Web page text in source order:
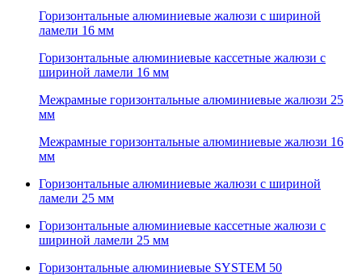
Горизонтальные алюминиевые жалюзи с шириной
ламели 16 мм
Горизонтальные алюминиевые кассетные жалюзи с
шириной ламели 16 мм
Межрамные горизонтальные алюминиевые жалюзи 25
мм
Межрамные горизонтальные алюминиевые жалюзи 16
мм
Горизонтальные алюминиевые жалюзи с шириной
ламели 25 мм
Горизонтальные алюминиевые кассетные жалюзи с
шириной ламели 25 мм
Горизонтальные алюминиевые SYSTEM 50